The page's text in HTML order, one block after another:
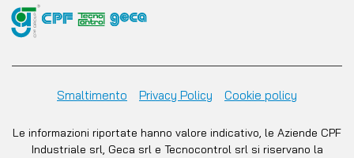
Smaltimento Privacy Policy Cookie policy
Le informazioni riportate hanno valore indicativo, le Aziende CPF
Industriale srl, Geca srl e Tecnocontrol srl si riservano la